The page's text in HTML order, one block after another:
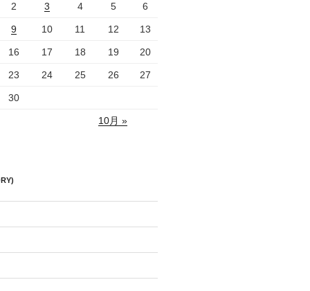
2 3 4 5 6
9 10 11 12 13
16 17 18 19 20
23 24 25 26 27
30
10月 »